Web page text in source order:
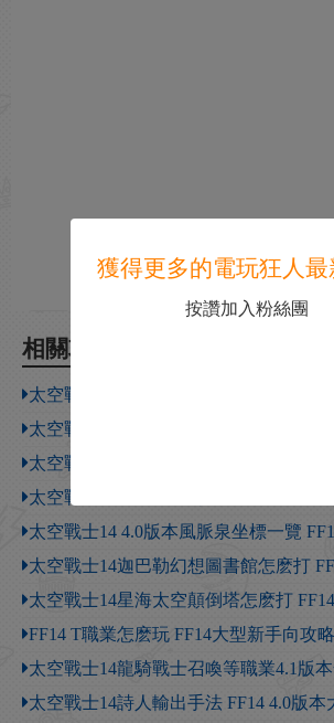
相關攻略
太空戰士14職業推薦
太空戰士14國服地址是什麽 FF14國服地
太空戰士14冰雪廢堡暮衛塔怎麽打 FF14
太空戰士14 3.0版本風脈泉坐標一覽
太空戰士14 4.0版本風脈泉坐標一覽
太空戰士14迦巴勒幻想圖書館怎麽打
太空戰士14星海太空顛倒塔怎麽打
FF14 T職業怎麽玩 FF14大型新手向攻略
太空戰士14龍騎戰士召喚等職業4.1版
太空戰士14詩人輸出手法 FF14 4.0版本
獲得更多的電玩狂人最
按讚加入粉絲團